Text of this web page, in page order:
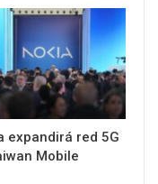
expandirá red 5G
Mobile